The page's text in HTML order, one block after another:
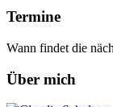
Termine
Wann findet die
Über mich